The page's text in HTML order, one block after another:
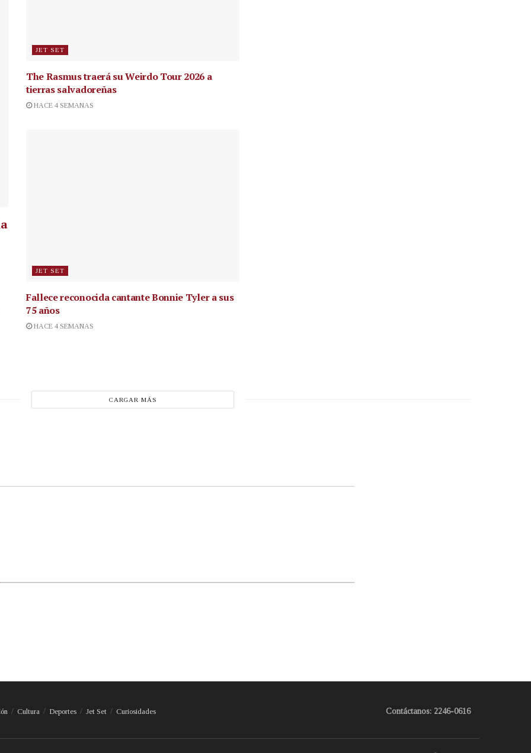
JET SET
The Rasmus traerá su Weirdo Tour 2026 a
tierras salvadoreñas
HACE 4 SEMANAS
JET SET
Fallece reconocida cantanteBonnie Tyler a sus
75 años
HACE 4 SEMANAS
CARGAR MÁS
Cultura Deportes Jet Set Curiosidades Contáctanos: 2246-0616